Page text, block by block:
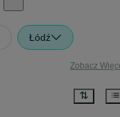
Łódź
Zobacz